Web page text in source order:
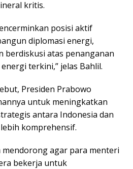
kritis.
posisi aktif
diplomasi energi,
berdiskusi atas penanganan
terkini,” jelas Bahlil.
Presiden Prabowo
untuk meningkatkan
antara Indonesia dan
komprehensif.
agar para menteri
bekerja untuk